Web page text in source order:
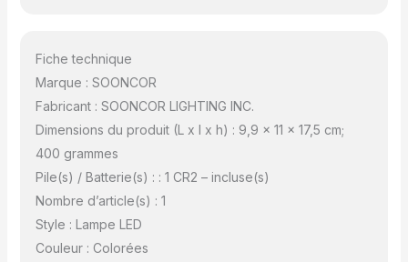
Fiche technique
Marque : SOONCOR
Fabricant : SOONCOR LIGHTING INC.
Dimensions du produit (L x l x h) : 9,9 x 11 x 17,5 cm;
400 grammes
Pile(s) / Batterie(s) : : 1 CR2 – incluse(s)
Nombre d’article(s) : 1
Style : Lampe LED
Couleur : Colorées